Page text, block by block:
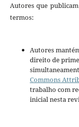
Autores que
termos:
Autores
direito de
Commons
trabalho com
inicial nesta